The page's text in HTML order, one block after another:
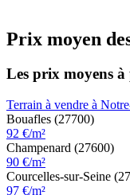
Prix moyen
Les prix moyens
Terrain à vendre à
Bouafles (27700)
92 €/m²
Champenard (27600)
90 €/m²
Courcelles-sur-Seine
97 €/m²